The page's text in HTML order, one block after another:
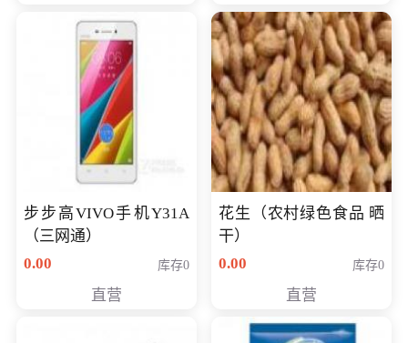
步步高VIVO手机Y31A
（三网通）
0.00
库存0
直营
花生（农村绿色食品 晒
干）
0.00
库存0
直营